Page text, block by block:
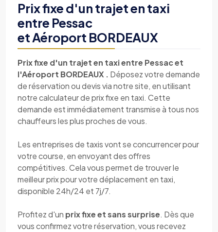
Prix fixe d'un trajet en taxi
entre Pessac
et Aéroport BORDEAUX
Prix fixe d'un trajet en taxi entre Pessac et
l'Aéroport BORDEAUX . Déposez votre demande
de réservation ou devis via notre site, en utilisant
notre calculateur de prix fixe en taxi. Cette
demande est immédiatement transmise à tous nos
chauffeurs les plus proches de vous.
Les entreprises de taxis vont se concurrencer pour
votre course, en envoyant des offres
compétitives. Cela vous permet de trouver le
meilleur prix pour votre déplacement en taxi,
disponible 24h/24 et 7j/7.
Profitez d'un prix fixe et sans surprise. Dès que
vous confirmez votre réservation, vous recevez